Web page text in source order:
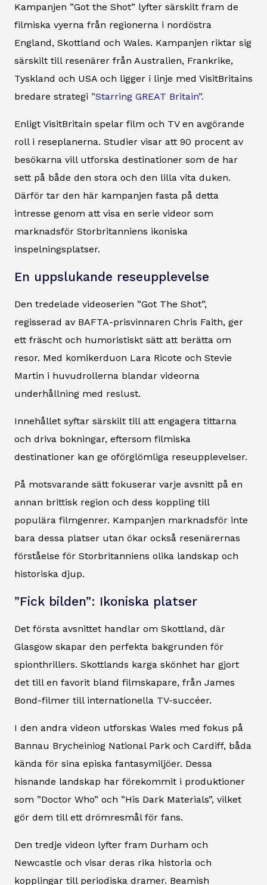
Kampanjen ”Got the Shot” lyfter särskilt fram de
filmiska vyerna från regionerna i nordöstra
England, Skottland och Wales. Kampanjen riktar sig
särskilt till resenärer från Australien, Frankrike,
Tyskland och USA och ligger i linje med VisitBritains
bredare strategi ”Starring GREAT Britain”.
Enligt VisitBritain spelar film och TV en avgörande
roll i reseplanerna. Studier visar att 90 procent av
besökarna vill utforska destinationer som de har
sett på både den stora och den lilla vita duken.
Därför tar den här kampanjen fasta på detta
intresse genom att visa en serie videor som
marknadsför Storbritanniens ikoniska
inspelningsplatser.
En uppslukande reseupplevelse
Den tredelade videoserien ”Got The Shot”,
regisserad av BAFTA-prisvinnaren Chris Faith, ger
ett fräscht och humoristiskt sätt att berätta om
resor. Med komikerduon Lara Ricote och Stevie
Martin i huvudrollerna blandar videorna
underhållning med reslust.
Innehållet syftar särskilt till att engagera tittarna
och driva bokningar, eftersom filmiska
destinationer kan ge oförglömliga reseupplevelser.
På motsvarande sätt fokuserar varje avsnitt på en
annan brittisk region och dess koppling till
populära filmgenrer. Kampanjen marknadsför inte
bara dessa platser utan ökar också resenärernas
förståelse för Storbritanniens olika landskap och
historiska djup.
”Fick bilden”: Ikoniska platser
Det första avsnittet handlar om Skottland, där
Glasgow skapar den perfekta bakgrunden för
spionthrillers. Skottlands karga skönhet har gjort
det till en favorit bland filmskapare, från James
Bond-filmer till internationella TV-succéer.
I den andra videon utforskas Wales med fokus på
Bannau Brycheiniog National Park och Cardiff, båda
kända för sina episka fantasymiljöer. Dessa
hisnande landskap har förekommit i produktioner
som ”Doctor Who” och ”His Dark Materials”, vilket
gör dem till ett drömresmål för fans.
Den tredje videon lyfter fram Durham och
Newcastle och visar deras rika historia och
kopplingar till periodiska dramer. Beamish